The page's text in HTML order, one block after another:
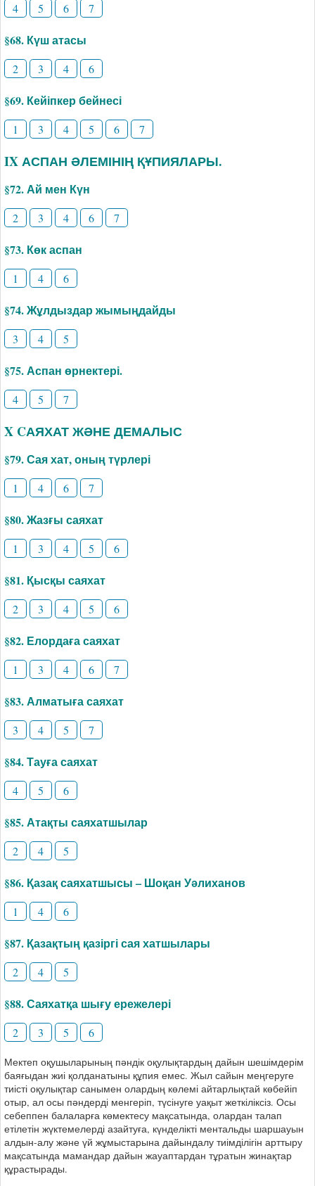
4 5 6 7
§68. Күш атасы
2 3 4 6
§69. Кейіпкер бейнесі
1 3 4 5 6 7
IX АСПАН ӘЛЕМІНІҢ ҚҰПИЯЛАРЫ.
§72. Ай мен Күн
2 3 4 6 7
§73. Көк аспан
1 4 6
§74. Жұлдыздар жымыңдайды
3 4 5
§75. Аспан өрнектері.
4 5 7
X CАЯХАТ ЖӘНЕ ДЕМАЛЫС
§79. Сая хат, оның түрлері
1 4 6 7
§80. Жазғы саяхат
1 3 4 5 6
§81. Қысқы саяхат
2 3 4 5 6
§82. Елордаға саяхат
1 3 4 6 7
§83. Алматыға саяхат
3 4 5 7
§84. Тауға саяхат
4 5 6
§85. Атақты саяхатшылар
2 4 5
§86. Қазақ саяхатшысы – Шоқан Уәлиханов
1 4 6
§87. Қазақтың қазіргі сая хатшылары
2 4 5
§88. Саяхатқа шығу ережелері
2 3 5 6
Мектеп оқушыларының пәндік оқулықтардың дайын шешімдерім
баяғыдан жиі қолданатыны құпия емес. Жыл сайын меңгеруге
тиісті оқулықтар санымен олардың көлемі айтарлықтай көбейіп
отыр, ал осы пәндерді менгеріп, түсінуге уақыт жеткіліксіз. Осы
себеппен балаларға көмектесу мақсатында, олардан талап
етілетін жүктемелерді азайтуға, күнделікті ментальды шаршауын
алдын-алу және үй жұмыстарына дайындалу тиімділігін арттыру
мақсатында мамандар дайын жауаптардан тұратын жинақтар
құрастырады.